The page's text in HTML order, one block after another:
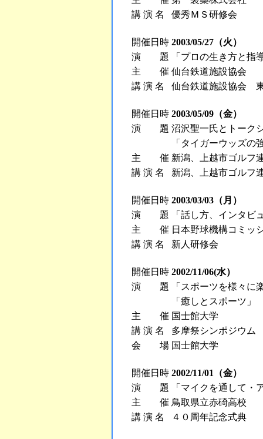
講 演 名
優秀ＭＳ研修会
開催日時 2003/05/27（火）
演 題
「プロの生き方と指
主 催 仙台鉄道施設協会
講 演 名
仙台鉄道施設協会
開催日時 2003/05/09（金）
演 題 沼沢聖一氏とトーク
「タイガーウッズの
主 催 新潟、上越市ゴルフ
講 演 名
新潟、上越市ゴルフ
開催日時 2003/03/03（月）
演 題
「話し方、インタビ
主 催 日本野球機構コミッ
講 演 名
新人研修会
開催日時 2002/11/06(水）
演 題
「スポーツを様々に
「癒しとスポーツ」
主 催 国士館大学
講 演 名
多摩祭シンポジウム
会 場 国士館大学
開催日時 2002/11/01（金）
演 題
「マイクを通して・
主 催 鳥取県立赤碕高校
講 演 名
４０周年記念式典